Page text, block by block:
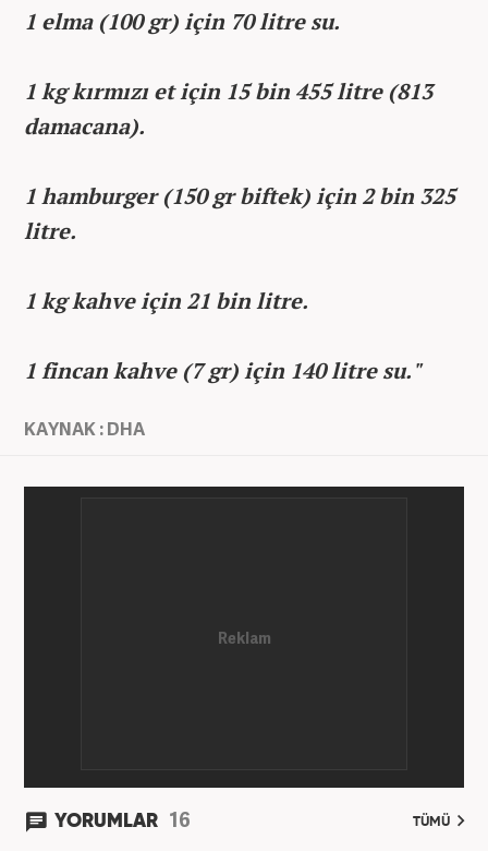
1 elma (100 gr) için 70 litre su.
1 kg kırmızı et için 15 bin 455 litre (813
damacana).
1 hamburger (150 gr biftek) için 2 bin 325
litre.
1 kg kahve için 21 bin litre.
1 fincan kahve (7 gr) için 140 litre su."
KAYNAK : DHA
YORUMLAR 16 TÜMÜ